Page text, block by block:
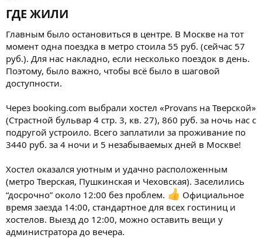
ГДЕ ЖИЛИ​
Главным было остановиться в центре. В Москве на тот
момент одна поездка в метро стоила 55 руб. (сейчас 57
руб.). Для нас накладно, если несколько поездок в день.
Поэтому, было важно, чтобы всё было в шаговой
доступности.
Через booking.com выбрали хостел «Provans на Тверской»
(Страстной бульвар 4 стр. 3, кв. 27), 860 руб. за ночь нас с
подругой устроило. Всего заплатили за проживание по
3440 руб. за 4 ночи и 5 незабываемых дней в Москве!
Хостел оказался уютным и удачно расположенным
(метро Тверская, Пушкинская и Чеховская). Заселились
“досрочно” около 12:00 без проблем.
Официальное
время заезда 14:00, стандартное для всех гостиниц и
хостелов. Выезд до 12:00, можно оставить вещи у
администратора до вечера.